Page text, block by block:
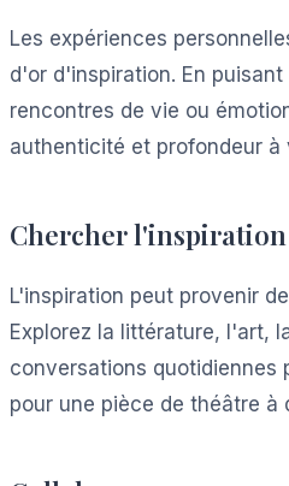
Les expériences
d'or d'inspiration. En
rencontres de vie ou
authenticité et profondeur à
Chercher
L'inspiration peut provenir
Explorez la littérature, l'art,
conversations quotidiennes
pour une pièce de théâtre à